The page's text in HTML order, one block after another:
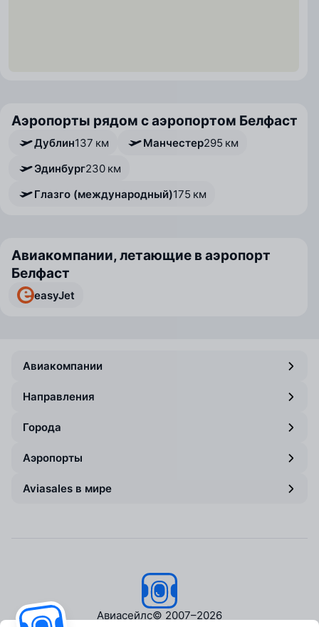
Аэропорты рядом с аэропортом Белфаст
Дублин137 км Манчестер295 км
Эдинбург230 км
Глазго (международный)175 км
Авиакомпании, летающие в аэропорт
Белфаст
easyJet
Авиакомпании
Направления
Города
Аэропорты
Aviasales в мире
Авиасейлс© 2007–2026